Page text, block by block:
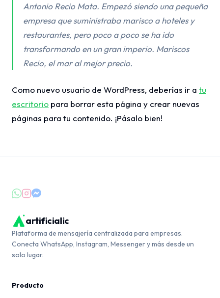
Antonio Recio Mata. Empezó siendo una pequeña
empresa que suministraba marisco a hoteles y
restaurantes, pero poco a poco se ha ido
transformando en un gran imperio. Mariscos
Recio, el mar al mejor precio.
Como nuevo usuario de WordPress, deberías ir a tu
escritorio para borrar esta página y crear nuevas
páginas para tu contenido. ¡Pásalo bien!
artificialic
Plataforma de mensajería centralizada para empresas.
Conecta WhatsApp, Instagram, Messenger y más desde un
solo lugar.
Producto